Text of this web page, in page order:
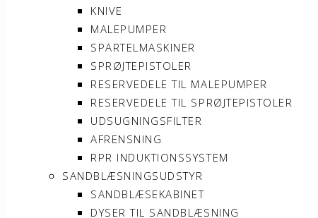
KNIVE
MALEPUMPER
SPARTELMASKINER
SPRØJTEPISTOLER
RESERVEDELE TIL MALEPUMPER
RESERVEDELE TIL SPRØJTEPISTOLER
UDSUGNINGSFILTER
AFRENSNING
RPR INDUKTIONSSYSTEM
SANDBLÆSNINGSUDSTYR
SANDBLÆSEKABINET
DYSER TIL SANDBLÆSNING